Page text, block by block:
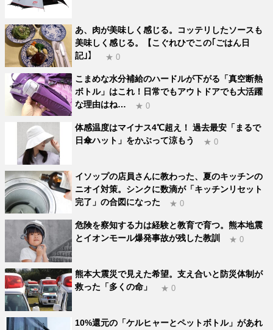
あ、肉が美味しく感じる。コッテリしたソースも
美味しく感じる。【こぐれひでこの｢ごはん日
記｣】
★ 0
こまめな水分補給のハードルが下がる「真空断熱
ボトル」はこれ！日常でもアウトドアでも大活躍
な理由はね…
★ 0
体感温度はマイナス4℃超え！ 過去最安「まるで
日傘ハット」をかぶって涼もう
★ 0
イソップの店員さんに教わった、夏のキッチンの
ニオイ対策。シンクに数滴が「キッチンリセット
完了」の合図になった
★ 0
危険を察知する力は経験と教育で育つ。熊本地震
とイオンモール爆発事故が残した教訓
★ 0
熊本大震災で見えた希望。支え合いと防災体制が
救った「多くの命」
★ 0
10%還元の「ケルヒャーとペットボトル」があれ